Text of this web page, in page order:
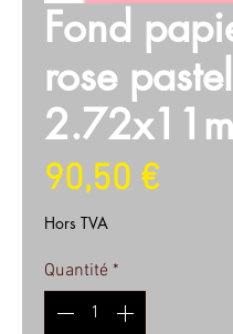
Fond
rose pastel
2.72x11m
90,50 €Prix
Hors TVA
Quantité *